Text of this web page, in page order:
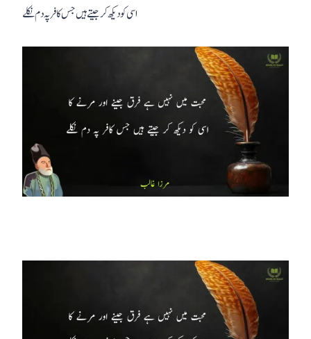
اسی کو دیکھ کر جیتے ہیں جس کافر پہ دم نکلے